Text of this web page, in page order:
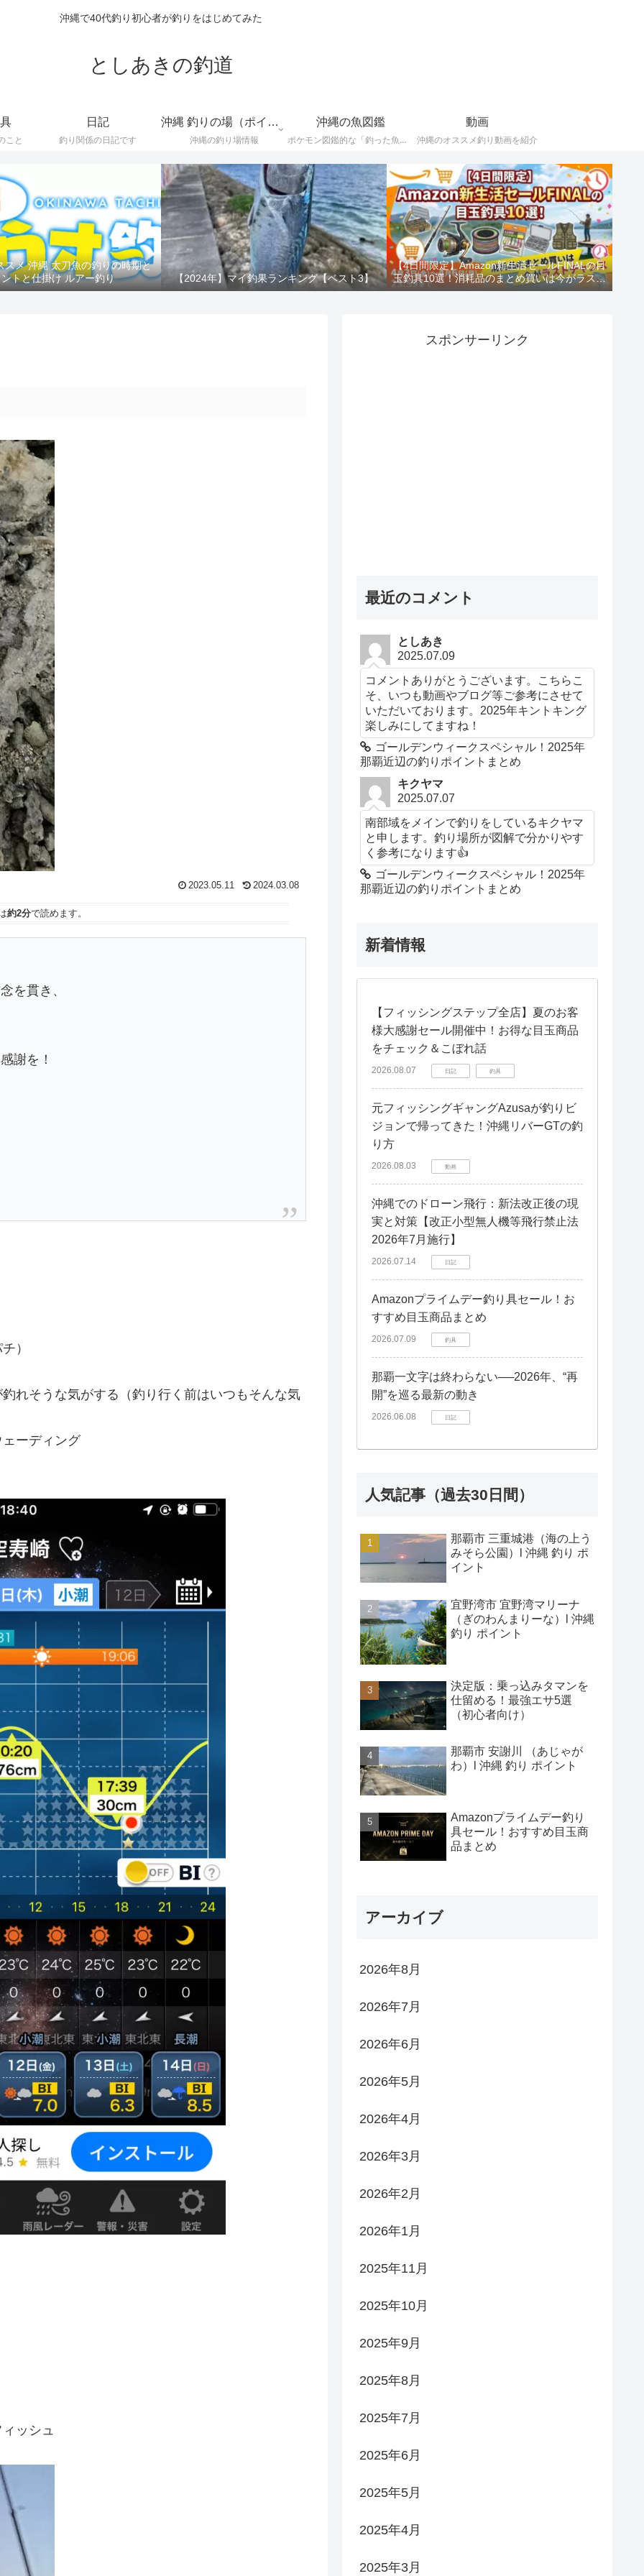
沖縄で40代釣り初心者が釣りをはじめてみた
としあきの釣道
こと
日記
釣り関係の日記です
沖縄 釣りの場（ポイント）
沖縄の釣り場情報
沖縄の魚図鑑
ポケモン図鑑的な「釣った魚（重要）」の記録。
動画
沖縄のオススメ釣り動画を紹介
スメ 沖縄 太刀魚の釣りの時期と
トと仕掛け ルアー釣り
【2024年】マイ釣果ランキング【ベスト3】
【4日間限定】Amazon新生活セールFINALの目
玉釣具10選！消耗品のまとめ買いは今がラスト
チャンス！！
2023.05.11 2024.03.08
約2分で読めます。
を貫き、
謝を！
）
れそうな気がする（釣り行く前はいつもそんな気
ーディング
ッシュ
スポンサーリンク
最近のコメント
としあき
2025.07.09
コメントありがとうございます。こちらこ
そ、いつも動画やブログ等ご参考にさせて
いただいております。2025年キントキング
楽しみにしてますね！
ゴールデンウィークスペシャル！2025年
那覇近辺の釣りポイントまとめ
キクヤマ
2025.07.07
南部域をメインで釣りをしているキクヤマ
と申します。釣り場所が図解で分かりやす
く参考になります👍️
ゴールデンウィークスペシャル！2025年
那覇近辺の釣りポイントまとめ
新着情報
【フィッシングステップ全店】夏のお客
様大感謝セール開催中！お得な目玉商品
をチェック＆こぼれ話
2026.08.07 日記 釣具
元フィッシングギャングAzusaが釣りビ
ジョンで帰ってきた！沖縄リバーGTの釣
り方
2026.08.03 動画
沖縄でのドローン飛行：新法改正後の現
実と対策【改正小型無人機等飛行禁止法
2026年7月施行】
2026.07.14 日記
Amazonプライムデー釣り具セール！お
すすめ目玉商品まとめ
2026.07.09 釣具
那覇一文字は終わらない──2026年、“再
開”を巡る最新の動き
2026.06.08 日記
人気記事（過去30日間）
那覇市 三重城港（海の上う
みそら公園）l 沖縄 釣り ポ
イント
宜野湾市 宜野湾マリーナ
（ぎのわんまりーな）l 沖縄
釣り ポイント
決定版：乗っ込みタマンを
仕留める！最強エサ5選
（初心者向け）
那覇市 安謝川 （あじゃが
わ）l 沖縄 釣り ポイント
Amazonプライムデー釣り
具セール！おすすめ目玉商
品まとめ
アーカイブ
2026年8月
2026年7月
2026年6月
2026年5月
2026年4月
2026年3月
2026年2月
2026年1月
2025年11月
2025年10月
2025年9月
2025年8月
2025年7月
2025年6月
2025年5月
2025年4月
2025年3月